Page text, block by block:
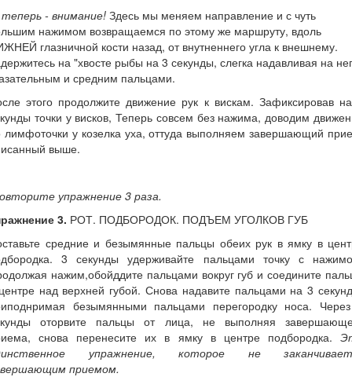
- внимание! Здесь мы меняем направление и с чуть
нажимом возвращаемся по этому же маршруту, вдоль
глазничной кости назад, от внутненнего угла к внешнему.
на "хвосте рыбы на 3 секунды, слегка надавливая на
и средним пальцами.
этого продолжите движение рук к вискам. Зафиксировав
точки у висков, Теперь совсем без нажима, доводим
лимфоточки у козелка уха, оттуда выполняем завершающий
выше.
упражнение 3 раза.
3. РОТ. ПОДБОРОДОК. ПОДЪЕМ УГОЛКОВ ГУБ
средние и безымянные пальцы обеих рук в ямку в
3 секунды удерживайте пальцами точку с
нажим,обойддите пальцами вокруг губ и соедините
над верхней губой. Снова надавите пальцами на 3
безымянными пальцами перегородку носа.
оторвите пальцы от лица, не выполняя
снова перенесите их в ямку в центре подбородка.
упражнение, которое не
приемом.